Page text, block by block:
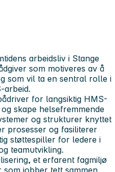
arbeidsliv i Stange
som motiveres av å
som vil ta en sentral rolle i
arbeid.
for langsiktig HMS-
skape helsefremmende
og strukturer knyttet
prosesser og fasiliterer
støttespiller for ledere i
teamutvikling.
et erfarent fagmiljø